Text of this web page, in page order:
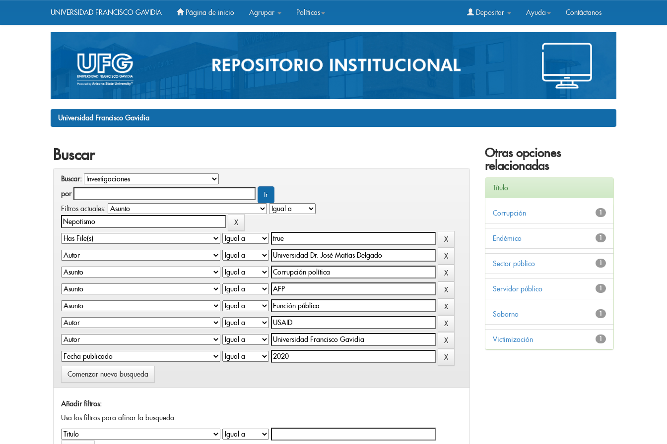
UNIVERSIDAD FRANCISCO GAVIDIA Página de inicio Agrupar Políticas Depositar Ayuda Contáctanos
Universidad Francisco Gavidia
Buscar
Buscar:
por
Filtros actuales:
Comenzar nueva busqueda
Añadir filtros:
Usa los filtros para afinar la busqueda.
Otras opciones
relacionadas
Título
1
Corrupción
1
Endémico
1
Sector público
1
Servidor público
1
Soborno
1
Victimización